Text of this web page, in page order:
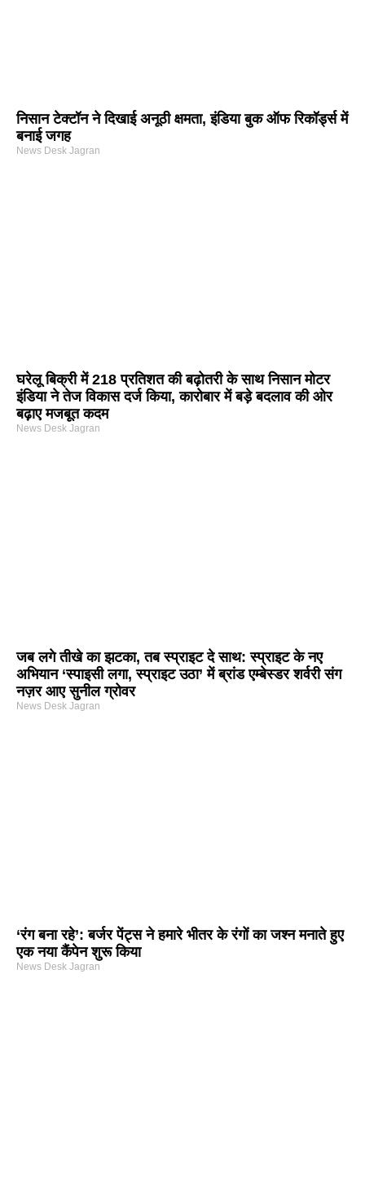
निसान टेक्टॉन ने दिखाई अनूठी क्षमता, इंडिया बुक ऑफ रिकॉर्ड्स में
बनाई जगह
News Desk Jagran
घरेलू बिक्री में 218 प्रतिशत की बढ़ोतरी के साथ निसान मोटर
इंडिया ने तेज विकास दर्ज किया, कारोबार में बड़े बदलाव की ओर
बढ़ाए मजबूत कदम
News Desk Jagran
जब लगे तीखे का झटका, तब स्प्राइट दे साथ: स्प्राइट के नए
अभियान ‘स्पाइसी लगा, स्प्राइट उठा’ में ब्रांड एम्बेस्डर शर्वरी संग
नज़र आए सुनील ग्रोवर
News Desk Jagran
‘रंग बना रहे’: बर्जर पेंट्स ने हमारे भीतर के रंगों का जश्न मनाते हुए
एक नया कैंपेन शुरू किया
News Desk Jagran